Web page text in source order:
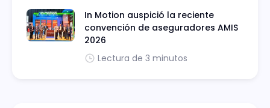
In Motion auspició la reciente
convención de aseguradores AMIS
2026
Lectura de 3 minutos